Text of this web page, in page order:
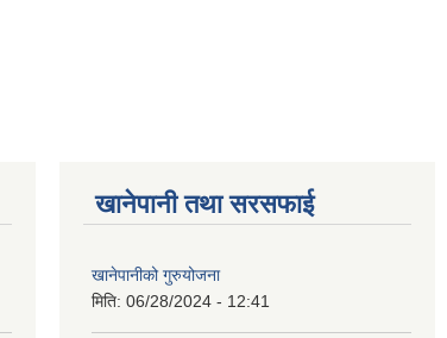
खानेपानी तथा सरसफाई
खानेपानीको गुरुयोजना
मिति: 06/28/2024 - 12:41